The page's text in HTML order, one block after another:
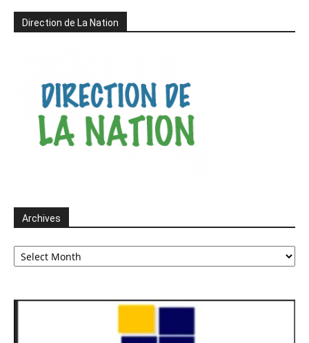
Direction de La Nation
Archives
Archives